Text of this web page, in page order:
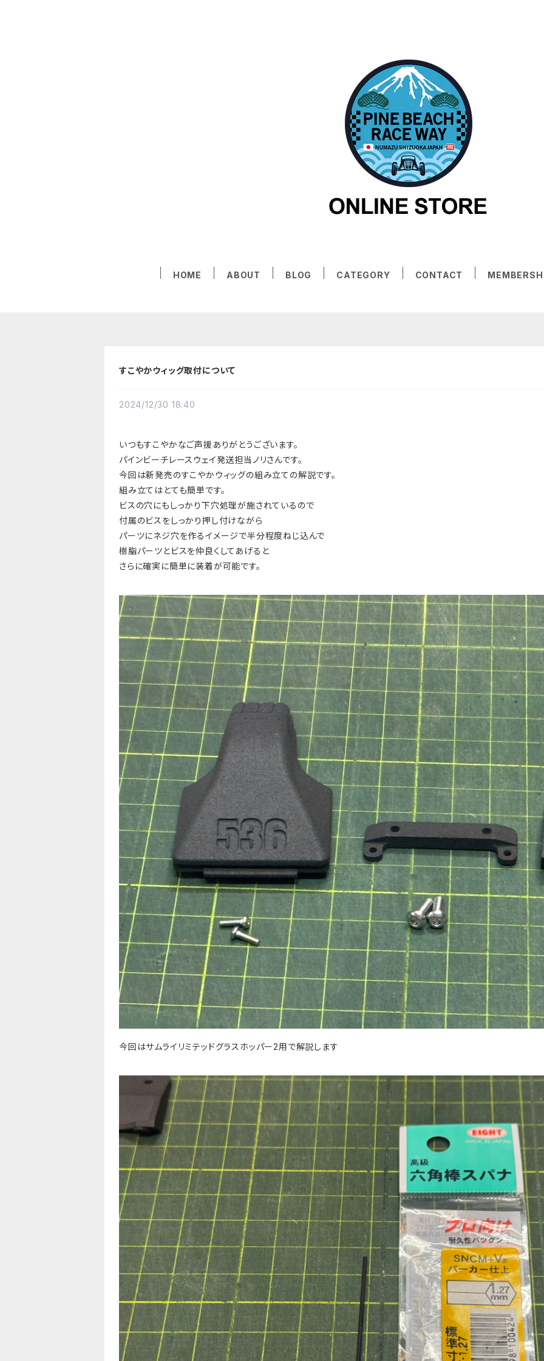
HOME ABOUT BLOG CATEGORY CONTACT
すこやかウィッグ取付について
2024/12/30 18:40
いつもすこやかなご声援ありがとうございます。
パインビーチレースウェイ発送担当ノリさんです。
今回は新発売のすこやかウィッグの組み立ての解説です。
組み立てはとても簡単です。
ビスの穴にもしっかり下穴処理が施されているので
付属のビスをしっかり押し付けながら
パーツにネジ穴を作るイメージで半分程度ねじ込んで
樹脂パーツとビスを仲良くしてあげると
さらに確実に簡単に装着が可能です。
今回はサムライリミテッドグラスホッパー2用で解説します